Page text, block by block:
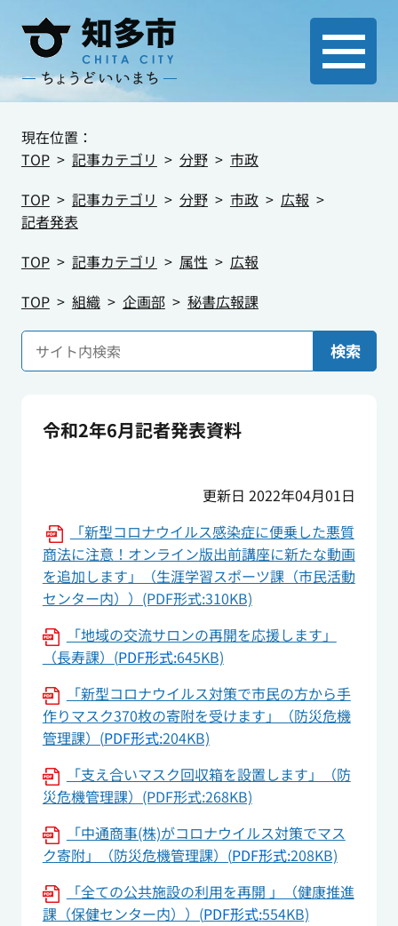
現在位置：
TOP
記事カテゴリ 分野
市政
TOP
記事カテゴリ 分野 市政
広報
記者発表
TOP
記事カテゴリ 属性
広報
TOP
組織 企画部 秘書広報課
検索
令和2年6月記者発表資料
更新日 2022年04月01日
「新型コロナウイルス感染症に便乗した悪質
商法に注意！オンライン版出前講座に新たな動画
を追加します」（生涯学習スポーツ課（市民活動
センター内））(PDF形式:310KB)
「地域の交流サロンの再開を応援します」
（長寿課）(PDF形式:645KB)
「新型コロナウイルス対策で市民の方から手
作りマスク370枚の寄附を受けます」（防災危機
管理課）(PDF形式:204KB)
「支え合いマスク回収箱を設置します」（防
災危機管理課）(PDF形式:268KB)
「中通商事(株)がコロナウイルス対策でマス
ク寄附」（防災危機管理課）(PDF形式:208KB)
「全ての公共施設の利用を再開 」（健康推進
課（保健センター内））(PDF形式:554KB)